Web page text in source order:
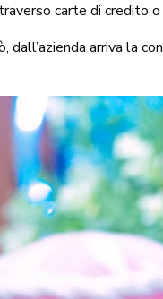
carte di credito
dall’azienda arriva la